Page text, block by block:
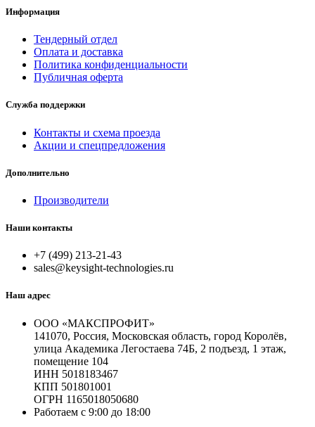
Информация
Тендерный отдел
Оплата и доставка
Политика конфиденциальности
Публичная оферта
Служба поддержки
Контакты и схема проезда
Акции и спецпредложения
Дополнительно
Производители
Наши контакты
+7 (499) 213-21-43
sales@keysight-technologies.ru
Наш адрес
ООО «МАКСПРОФИТ»
141070, Россия, Московская область, город Королёв,
улица Академика Легостаева 74Б, 2 подъезд, 1 этаж,
помещение 104
ИНН 5018183467
КПП 501801001
ОГРН 1165018050680
Работаем с 9:00 до 18:00